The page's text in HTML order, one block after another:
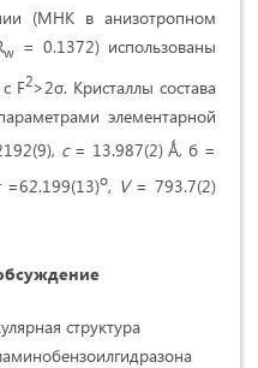
(МНК в анизотропном
w = 0.1372) использованы
F2>2σ. Кристаллы состава
элементарной
c = 13.987(2) Ǻ, б =
=62.199(13)o, V= 793.7(2)
структура